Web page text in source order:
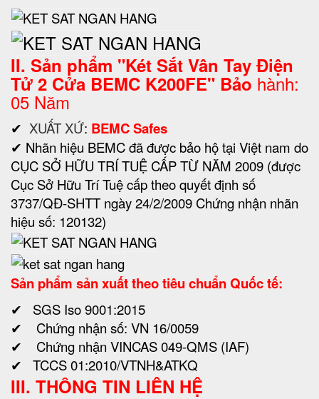
II. Sản phẩm "Két Sắt Vân Tay Điện
Tử 2 Cửa BEMC K200FE" Bảo hành:
05 Năm
✔ XUẤT XỨ: BEMC Safes
✔ Nhãn hiệu BEMC đã được bảo hộ tại Việt nam do
CỤC SỞ HỮU TRÍ TUỆ CẤP TỪ NĂM 2009 (được
Cục Sở Hữu Trí Tuệ cấp theo quyết định số
3737/QĐ-SHTT ngày 24/2/2009 Chứng nhận nhãn
hiệu số: 120132)
Sản phẩm sản xuất theo tiêu chuẩn Quốc tế:
✔ SGS Iso 9001:2015
✔ Chứng nhận số: VN 16/0059
✔ Chứng nhận VINCAS 049-QMS (IAF)
✔ TCCS 01:2010/VTNH&ATKQ
III. THÔNG TIN LIÊN HỆ